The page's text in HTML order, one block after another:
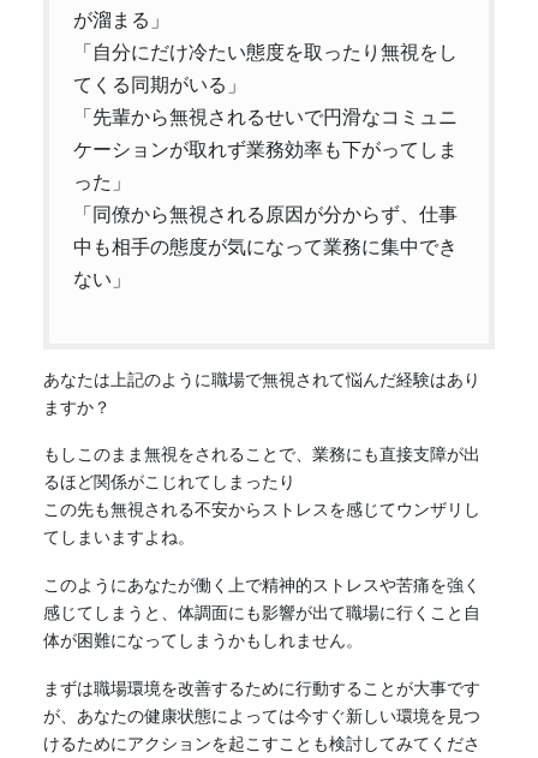
が溜まる」
「自分にだけ冷たい態度を取ったり無視をし
てくる同期がいる」
「先輩から無視されるせいで円滑なコミュニ
ケーションが取れず業務効率も下がってしま
った」
「同僚から無視される原因が分からず、仕事
中も相手の態度が気になって業務に集中でき
ない」
あなたは上記のように職場で無視されて悩んだ経験はあり
ますか？
もしこのまま無視をされることで、業務にも直接支障が出
るほど関係がこじれてしまったり
この先も無視される不安からストレスを感じてウンザリし
てしまいますよね。
このようにあなたが働く上で精神的ストレスや苦痛を強く
感じてしまうと、体調面にも影響が出て職場に行くこと自
体が困難になってしまうかもしれません。
まずは職場環境を改善するために行動することが大事です
が、あなたの健康状態によっては今すぐ新しい環境を見つ
けるためにアクションを起こすことも検討してみてくださ